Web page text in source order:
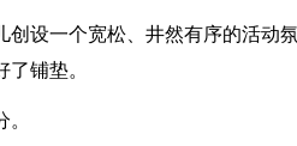
创设一个宽松、井然有序的活动
铺垫。